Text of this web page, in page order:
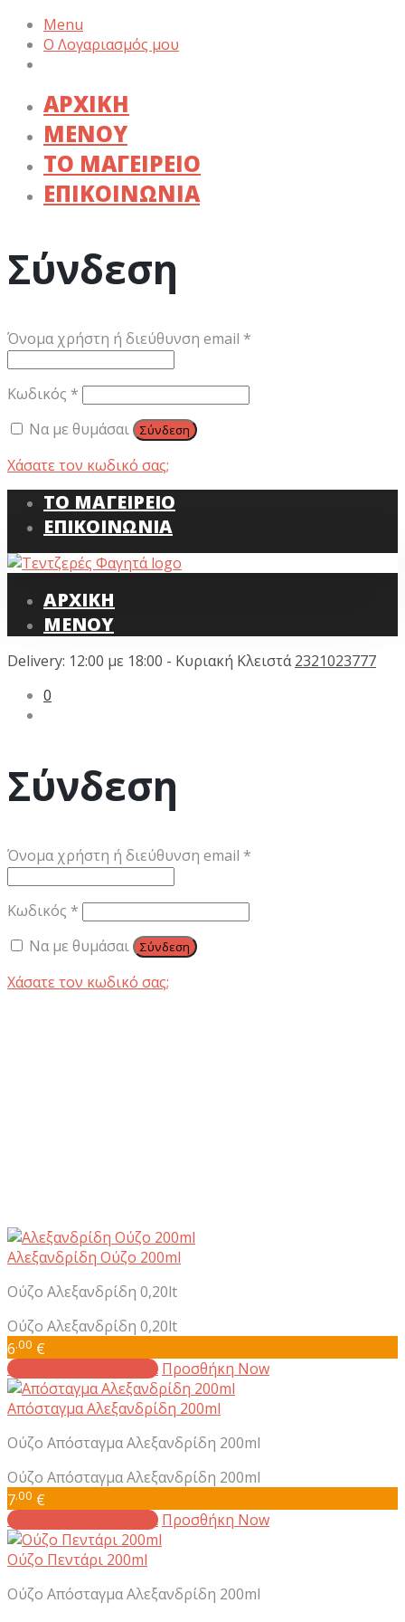
Menu
Ο Λογαριασμός μου
ΑΡΧΙΚΗ
ΜΕΝΟΥ
ΤΟ ΜΑΓΕΙΡΕΙΟ
ΕΠΙΚΟΙΝΩΝΙΑ
Σύνδεση
Όνομα χρήστη ή διεύθυνση email *
Κωδικός * Απαιτείται
Να με θυμάσαι
Σύνδεση
Χάσατε τον κωδικό σας;
ΤΟ ΜΑΓΕΙΡΕΙΟ
ΕΠΙΚΟΙΝΩΝΙΑ
ΑΡΧΙΚΗ
ΜΕΝΟΥ
Delivery: 12:00 με 18:00 - Κυριακή Κλειστά2321023777
0
Σύνδεση
Όνομα χρήστη ή διεύθυνση email *
Κωδικός * Απαιτείται
Να με θυμάσαι
Σύνδεση
Χάσατε τον κωδικό σας;
Αλεξανδρίδη Ούζο 200ml
Ούζο Αλεξανδρίδη 0,20lt
Ούζο Αλεξανδρίδη 0,20lt
6.00 €
Προσθήκη στο καλάθι Προσθήκη Now
Απόσταγμα Αλεξανδρίδη 200ml
Ούζο Απόσταγμα Αλεξανδρίδη 200ml
Ούζο Απόσταγμα Αλεξανδρίδη 200ml
7.00 €
Προσθήκη στο καλάθι Προσθήκη Now
Ούζο Πεντάρι 200ml
Ούζο Απόσταγμα Αλεξανδρίδη 200ml